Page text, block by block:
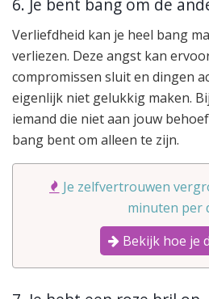
6. Je bent bang om de
Verliefdheid kan je heel bang
verliezen. Deze angst kan
compromissen sluit en dingen
eigenlijk niet gelukkig maken.
iemand die niet aan jouw
bang bent om alleen te zijn.
Je zelfvertrouwen
minuten per
Bekijk hoe je